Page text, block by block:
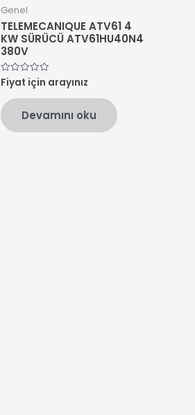
Genel
TELEMECANIQUE ATV61 4
KW SÜRÜCÜ ATV61HU40N4
380V
5
üzerinden
oy
aldı
Fiyat için arayınız
Devamını oku